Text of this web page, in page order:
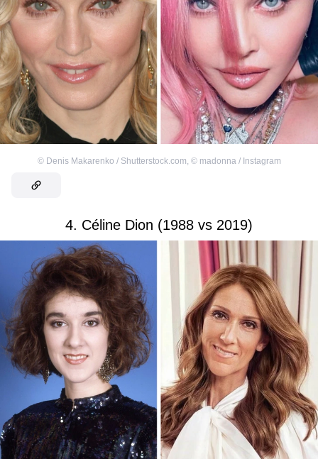
© Denis Makarenko / Shutterstock.com, © madonna / Instagram
4. Céline Dion (1988 vs 2019)